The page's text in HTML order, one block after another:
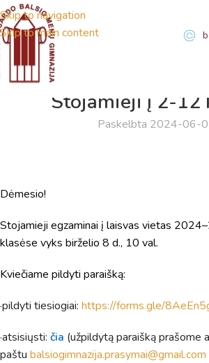
Skip to navigation
Skip to main content
Stojamieji į 2-12
Paskelbta 2024-06-
Dėmesio!
Stojamieji egzaminai į laisvas vietas
klasėse vyks birželio 8 d., 10 val.
Kviečiame pildyti paraišką:
·pildyti tiesiogiai: https://forms.gle/
·atsisiųsti: čia (užpildytą paraišką prašome
paštu balsiogimnazija.prasymai@gmail.com
Sveiki! Taip, aš esu virtualus. Tačiau
dar tobulai atsimenu visą šioje svetainėje
informaciją. Jei visgi man pritrūks
atsakingo specialisto.
Taigi... kuo galėčiau Jums padėti?